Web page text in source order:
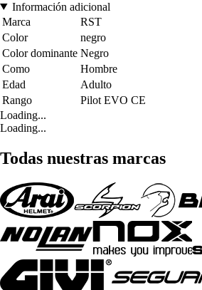
Información adicional
Marca
RST
Color
negro
Color dominante Negro
Como
Hombre
Edad
Adulto
Rango
Pilot EVO CE
Loading...
Loading...
Todas nuestras marcas